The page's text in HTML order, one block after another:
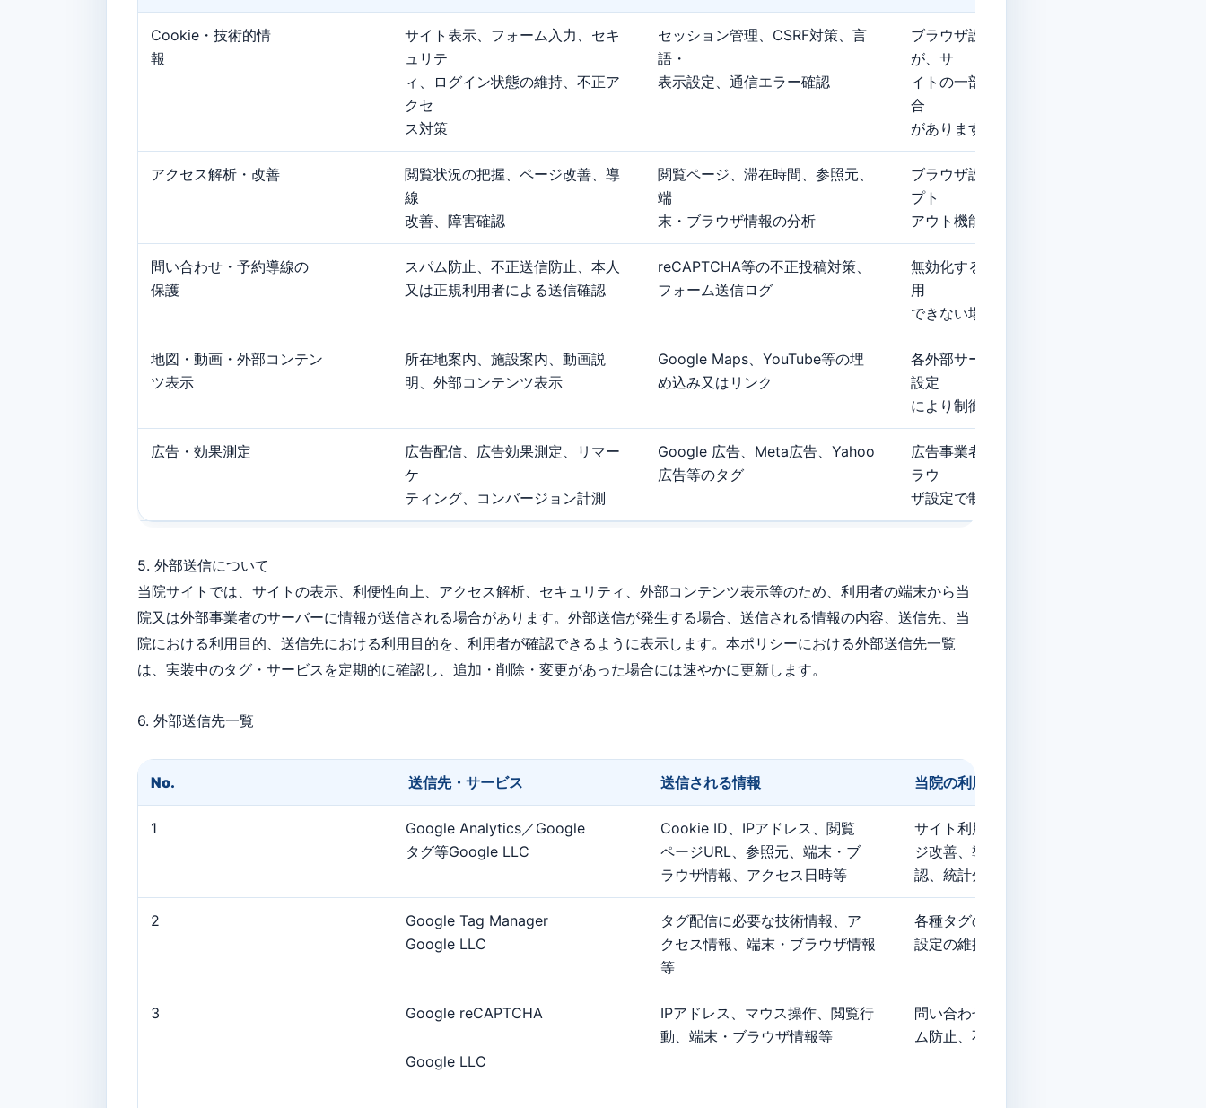
Cookie・技術的情
報
サイト表⽰、フォーム⼊⼒、セキ
ュリテ
ィ、ログイン状態の維持、不正ア
クセ
ス対策
セッション管理、CSRF対策、言
語・
表⽰設定、通信エラー確認
ブラウザ設定で無効化できます
が、サ
イトの⼀部機能が利用できない場
合
があります。
アクセス解析・改善
閲覧状況の把握、ページ改善、導
線
改善、障害確認
閲覧ページ、滞在時間、参照元、
端
末・ブラウザ情報の分析
ブラウザ設定又は各サービスのオ
プト
アウト機能を利用できます。
問い合わせ・予約導線の
保護
スパム防⽌、不正送信防⽌、本⼈
又は正規利用者による送信確認
reCAPTCHA等の不正投稿対策、
フォーム送信ログ
無効化するとフォーム送信等が利
用
できない場合があります。
地図・動画・外部コンテン
ツ表⽰
所在地案内、施設案内、動画説
明、外部コンテンツ表⽰
Google Maps、YouTube等の埋
め込み又はリンク
各外部サービスの設定・ブラウザ
設定
により制御できます。
広告・効果測定
広告配信、広告効果測定、リマー
ケ
ティング、コンバージョン計測
Google 広告、Meta広告、Yahoo
広告等のタグ
広告事業者のオプトアウト又はブ
ラウ
ザ設定で制御できます。
5. 外部送信について
当院サイトでは、サイトの表⽰、利便性向上、アクセス解析、セキュリティ、外部コンテンツ表⽰等のため、利用者の端末から当
院又は外部事業者のサーバーに情報が送信される場合があります。外部送信が発⽣する場合、送信される情報の内容、送信先、当
院における利用目的、送信先における利用目的を、利用者が確認できるように表⽰します。本ポリシーにおける外部送信先⼀覧
は、実装中のタグ・サービスを定期的に確認し、追加・削除・変更があった場合には速やかに更新します。
6. 外部送信先⼀覧
No. 送信先・サービス 送信される情報 当院の利⽤目的
1
Google Analytics／Google
タグ等Google LLC
Cookie ID、IPアドレス、閲覧
ページURL、参照元、端末・ブ
ラウザ情報、アクセス⽇時等
サイト利用状況の把握、ペー
ジ改善、導線改善、障害確
認、統計分析
2
Google Tag Manager
Google LLC
タグ配信に必要な技術情報、ア
クセス情報、端末・ブラウザ情報
等
各種タグの管理、配信、計測
設定の維持
3 Google reCAPTCHA
Google LLC
IPアドレス、マウス操作、閲覧⾏
動、端末・ブラウザ情報等
問い合わせフォーム等のスパ
ム防⽌、不正送信防⽌